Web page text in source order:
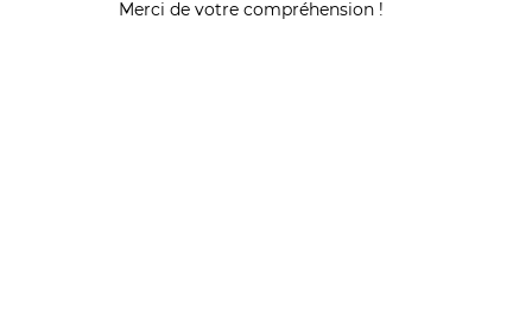
Merci de votre compréhension !